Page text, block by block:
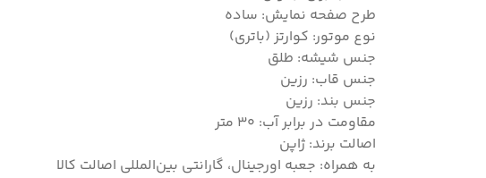
طرح صفحه نمایش: ساده
نوع موتور: کوارتز (باتری)
جنس شیشه: طلق
جنس قاب: رزین
جنس بند: رزین
مقاومت در برابر آب: ۳۰ متر
اصالت برند: ژاپن
به همراه: جعبه اورجینال، گارانتی بین‌المللی اصالت کالا